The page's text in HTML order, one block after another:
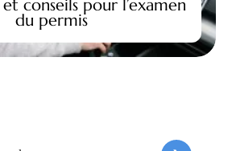
conseils pour l’examen
du permis